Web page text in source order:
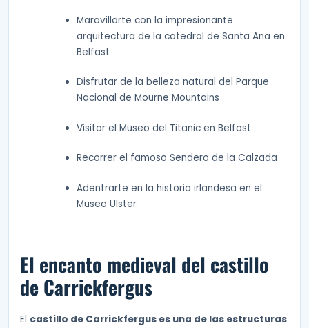
Maravillarte con la impresionante
arquitectura de la catedral de Santa Ana en
Belfast
Disfrutar de la belleza natural del Parque
Nacional de Mourne Mountains
Visitar el Museo del Titanic en Belfast
Recorrer el famoso Sendero de la Calzada
Adentrarte en la historia irlandesa en el
Museo Ulster
El encanto medieval del castillo
de Carrickfergus
El castillo de Carrickfergus es una de las estructuras